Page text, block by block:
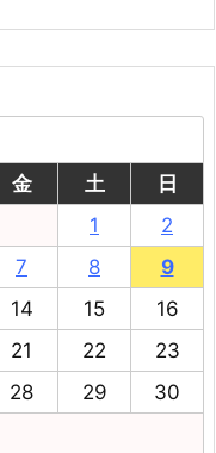
金 土
日
1
2
7 8
9
14 15
16
21 22
23
28 29
30